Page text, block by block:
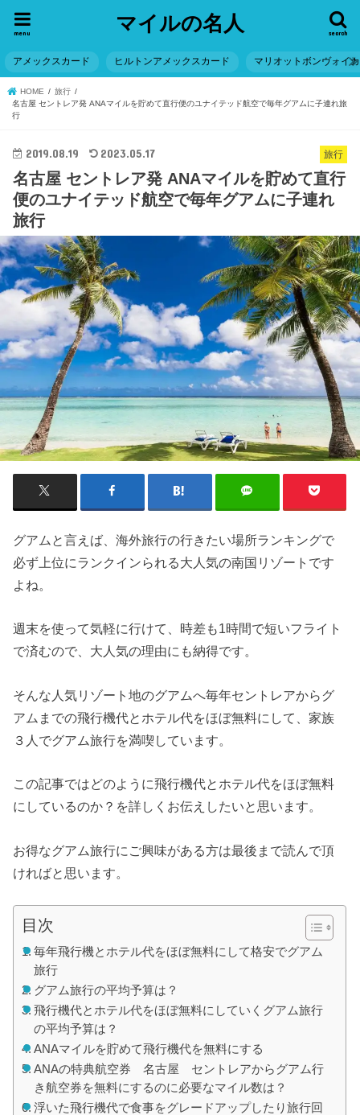
マイルの名人 search
menu
アメックスカード ヒルトンアメックスカード マリオットボンヴォイ
HOME
旅行
名古屋 セントレア発 ANAマイルを貯めて直行便のユナイテッド航空で毎年グアムに子連れ旅
行
旅行
2019.08.19 2023.05.17
名古屋 セントレア発 ANAマイルを貯めて直行
便のユナイテッド航空で毎年グアムに子連れ
旅行
グアムと言えば、海外旅行の行きたい場所ランキングで
必ず上位にランクインられる大人気の南国リゾートです
よね。
週末を使って気軽に行けて、時差も1時間で短いフライト
で済むので、大人気の理由にも納得です。
そんな人気リゾート地のグアムへ毎年セントレアからグ
アムまでの飛行機代とホテル代をほぼ無料にして、家族
３人でグアム旅行を満喫しています。
この記事ではどのように飛行機代とホテル代をほぼ無料
にしているのか？を詳しくお伝えしたいと思います。
お得なグアム旅行にご興味がある方は最後まで読んで頂
ければと思います。
目次
毎年飛行機とホテル代をほぼ無料にして格安でグアム
旅行
グアム旅行の平均予算は？
飛行機代とホテル代をほぼ無料にしていくグアム旅行
の平均予算は？
ANAマイルを貯めて飛行機代を無料にする
ANAの特典航空券 名古屋 セントレアからグアム行
き航空券を無料にするのに必要なマイル数は？
浮いた飛行機代で食事をグレードアップしたり旅行回